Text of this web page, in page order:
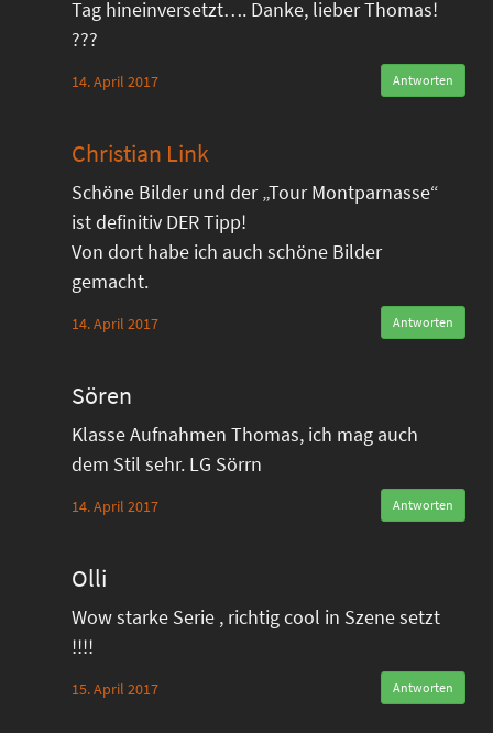
Tag hineinversetzt…. Danke, lieber Thomas!
???
14. April 2017 Antworten
Christian Link
Schöne Bilder und der „Tour Montparnasse“
ist definitiv DER Tipp!
Von dort habe ich auch schöne Bilder
gemacht.
14. April 2017 Antworten
Sören
Klasse Aufnahmen Thomas, ich mag auch
dem Stil sehr. LG Sörrn
14. April 2017 Antworten
Olli
Wow starke Serie , richtig cool in Szene setzt
!!!!
15. April 2017 Antworten